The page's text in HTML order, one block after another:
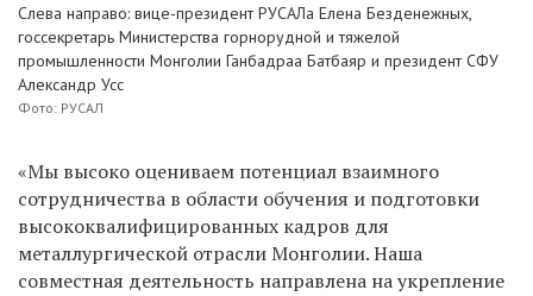
Слева направо: вице-президент РУСАЛа Елена Безденежных,
госсекретарь Министерства горнорудной и тяжелой
промышленности Монголии Ганбадраа Батбаяр и президент СФУ
Александр Усс
Фото: РУСАЛ
«Мы высоко оцениваем потенциал взаимного
сотрудничества в области обучения и подготовки
высококвалифицированных кадров для
металлургической отрасли Монголии. Наша
совместная деятельность направлена на укрепление